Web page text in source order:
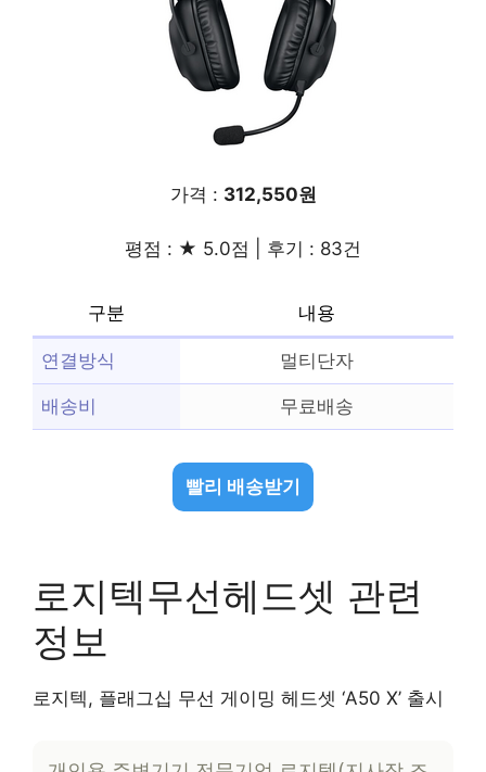
가격 : 312,550원
평점 : ★ 5.0점 | 후기 : 83건
구분 내용
연결방식 멀티단자
배송비 무료배송
빨리 배송받기
로지텍무선헤드셋 관련
정보
로지텍, 플래그십 무선 게이밍 헤드셋 ‘A50 X’ 출시